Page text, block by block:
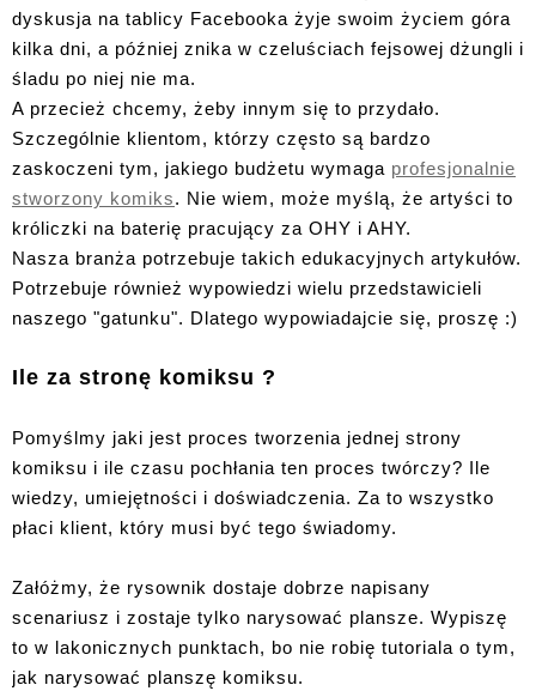
dyskusja na tablicy Facebooka żyje swoim życiem góra
kilka dni, a później znika w czeluściach fejsowej dżungli i
śladu po niej nie ma.
A przecież chcemy, żeby innym się to przydało.
Szczególnie klientom, którzy często są bardzo
zaskoczeni tym, jakiego budżetu wymaga profesjonalnie
stworzony komiks. Nie wiem, może myślą, że artyści to
króliczki na baterię pracujący za OHY i AHY.
Nasza branża potrzebuje takich edukacyjnych artykułów.
Potrzebuje również wypowiedzi wielu przedstawicieli
naszego "gatunku". Dlatego wypowiadajcie się, proszę :)
Ile za stronę komiksu ?
Pomyślmy jaki jest proces tworzenia jednej strony
komiksu i ile czasu pochłania ten proces twórczy? Ile
wiedzy, umiejętności i doświadczenia. Za to wszystko
płaci klient, który musi być tego świadomy.
Załóżmy, że rysownik dostaje dobrze napisany
scenariusz i zostaje tylko narysować plansze. Wypiszę
to w lakonicznych punktach, bo nie robię tutoriala o tym,
jak narysować planszę komiksu.